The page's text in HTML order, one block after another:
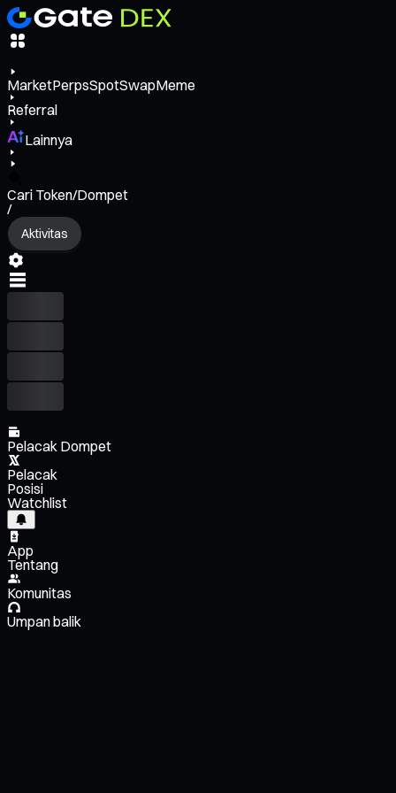
MarketPerpsSpotSwapMeme
Referral
Lainnya
Cari Token/Dompet
/
Aktivitas
Pelacak Dompet
Pelacak
Posisi
Watchlist
App
Tentang
Komunitas
Umpan balik